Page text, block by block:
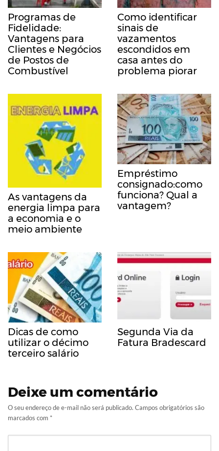
Programas de
Fidelidade:
Vantagens para
Clientes e Negócios
de Postos de
Combustível
Como identificar
sinais de
vazamentos
escondidos em
casa antes do
problema piorar
As vantagens da
energia limpa para
a economia e o
meio ambiente
Empréstimo
consignado:como
funciona? Qual a
vantagem?
Dicas de como
utilizar o décimo
terceiro salário
Segunda Via da
Fatura Bradescard
Deixe um comentário
O seu endereço de e-mail não será publicado. Campos obrigatórios são
marcados com *